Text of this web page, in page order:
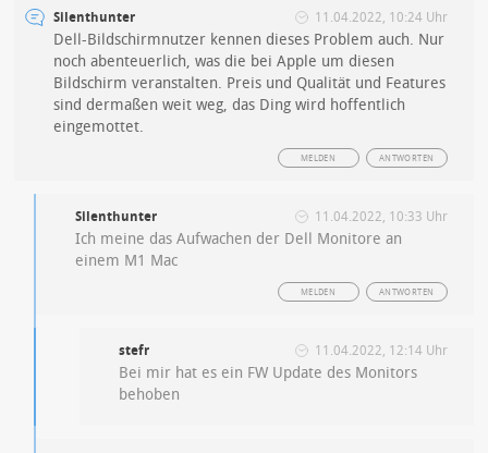
Silenthunter 11.04.2022, 10:24 Uhr
Dell-Bildschirmnutzer kennen dieses Problem auch. Nur
noch abenteuerlich, was die bei Apple um diesen
Bildschirm veranstalten. Preis und Qualität und Features
sind dermaßen weit weg, das Ding wird hoffentlich
eingemottet.
ANTWORTEN
MELDEN
Silenthunter 11.04.2022, 10:33 Uhr
Ich meine das Aufwachen der Dell Monitore an
einem M1 Mac
ANTWORTEN
MELDEN
stefr 11.04.2022, 12:14 Uhr
Bei mir hat es ein FW Update des Monitors
behoben